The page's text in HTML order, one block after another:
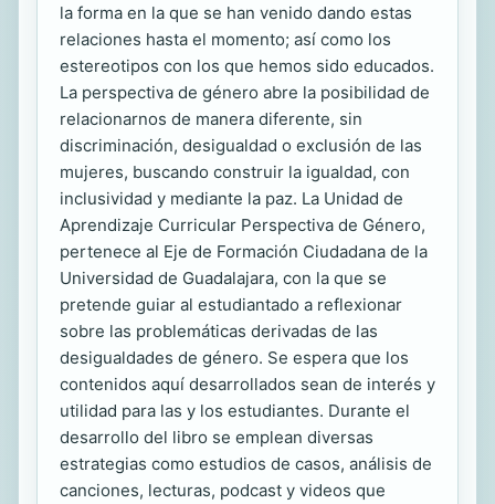
la forma en la que se han venido dando estas
relaciones hasta el momento; así como los
estereotipos con los que hemos sido educados.
La perspectiva de género abre la posibilidad de
relacionarnos de manera diferente, sin
discriminación, desigualdad o exclusión de las
mujeres, buscando construir la igualdad, con
inclusividad y mediante la paz. La Unidad de
Aprendizaje Curricular Perspectiva de Género,
pertenece al Eje de Formación Ciudadana de la
Universidad de Guadalajara, con la que se
pretende guiar al estudiantado a reflexionar
sobre las problemáticas derivadas de las
desigualdades de género. Se espera que los
contenidos aquí desarrollados sean de interés y
utilidad para las y los estudiantes. Durante el
desarrollo del libro se emplean diversas
estrategias como estudios de casos, análisis de
canciones, lecturas, podcast y videos que